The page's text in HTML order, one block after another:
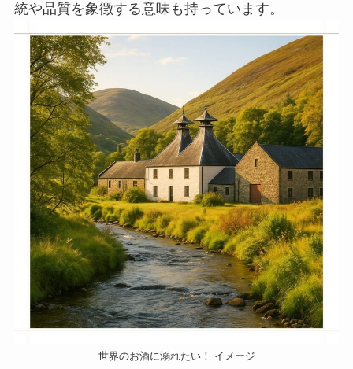
統や品質を象徴する意味も持っています。
世界のお酒に溺れたい！ イメージ